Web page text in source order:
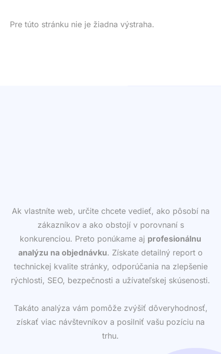
Pre túto stránku nie je žiadna výstraha.
Ak vlastníte web, určite chcete vedieť, ako pôsobí na
zákazníkov a ako obstojí v porovnaní s
konkurenciou. Preto ponúkame aj profesionálnu
analýzu na objednávku. Získate detailný report o
technickej kvalite stránky, odporúčania na zlepšenie
rýchlosti, SEO, bezpečnosti a užívateľskej skúsenosti.
Takáto analýza vám pomôže zvýšiť dôveryhodnosť,
získať viac návštevníkov a posilniť vašu pozíciu na
trhu.